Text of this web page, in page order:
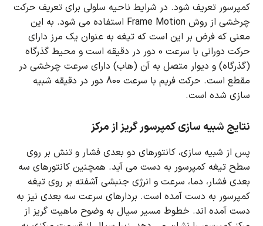
کمپرسور تعریف شود. در شرایط ناحیه سلولی برای تعریف حرکت
چرخشی از روش Frame Motion استفاده می شود.
به این
معنی که فرض بر این است که تیغه به عنوان یک مرز دارای
حرکت دورانی با سرعت 0 دور در دقیقه است و محیط گذرگاه
(گذرگاه) و دیوار متصل به آن (هاب) دارای سرعت چرخشی در
مقطع است.
حرکت فریم با سرعت 800 دور در دقیقه شبیه
سازی شده است.
نتایج شبیه سازی کمپرسور گریز از مرکز
پس از شبیه سازی، کانتورهای دو بعدی فشار و تنش بر روی
سطح تیغه کمپرسور به دست می آید. همچنین کانتورهای سه
بعدی فشار، دما، سرعت و انرژی جنبشی آشفته بر روی تیغه
کمپرسور به دست آمده است. بردارهای سرعت سه بعدی نیز به
دست آمده اند. خطوط مسیر سیال به وضوح ماهیت گریز از